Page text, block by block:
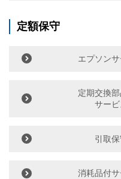
定額保守
エプソン
定期交換
サー
引取
消耗品付